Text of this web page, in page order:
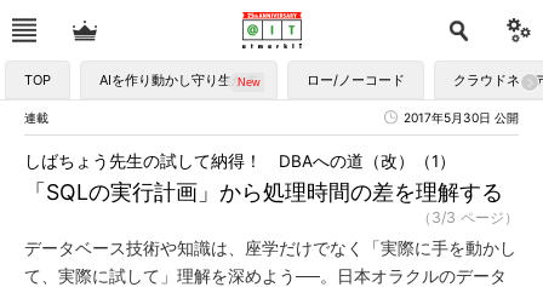
TOP AIを作り動かし守り生かす ロー/ノーコード クラウドネイ
連載 2017年5月30日 公開
「SQLの実行計画」から処理時間の差を理解する
しばちょう先生の試して納得！ DBAへの道（改）（1）
（3/3 ページ）
データベース技術や知識は、座学だけでなく「実際に手を動かし
て、実際に試して」理解を深めよう──。日本オラクルのデータ